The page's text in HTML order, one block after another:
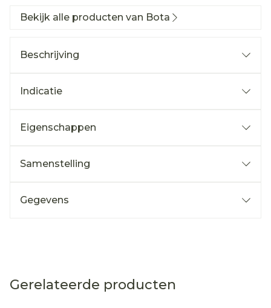
Bekijk alle producten van Bota
Beschrijving
Indicatie
Eigenschappen
Samenstelling
Gegevens
Gerelateerde producten